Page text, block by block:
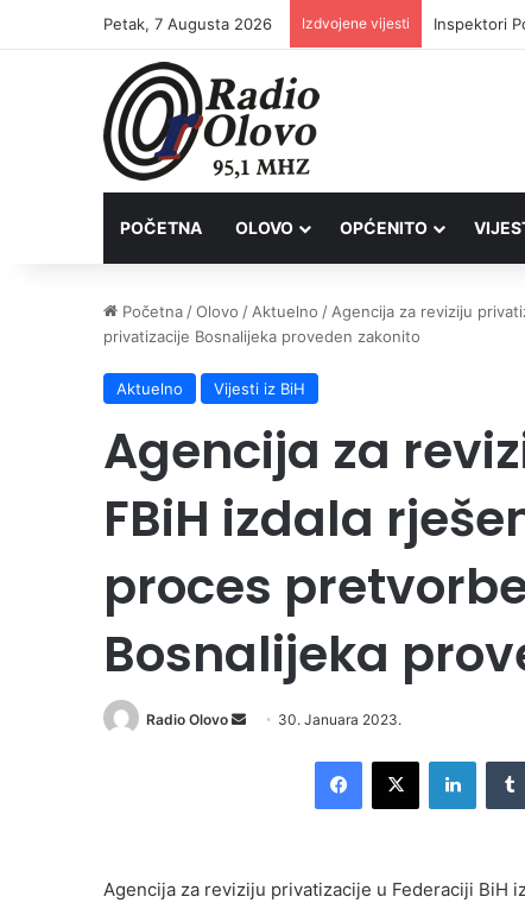
Petak, 7 Augusta 2026 Izdvojene vijesti Inspektori
POČETNA OLOVO OPĆENITO
Početna /Olovo / Aktuelno / Agencija za reviziju
privatizacije Bosnalijeka proveden zakonito
Aktuelno Vijesti iz BiH
Agencija za
FBiH izdala
proces
Bosnalijeka
Radio Olovo
Send 30. Januara 2023.
Facebook
X
Agencija za reviziju privatizacije u Federaciji BiH